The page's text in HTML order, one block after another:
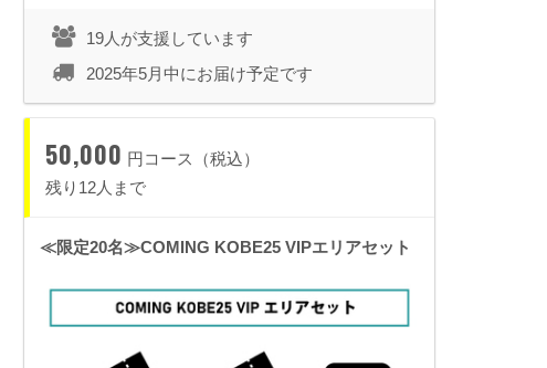
19人が支援しています
2025年5月中にお届け予定です
50,000 円コース（税込）
残り12人まで
≪限定20名≫COMING KOBE25 VIPエリアセット